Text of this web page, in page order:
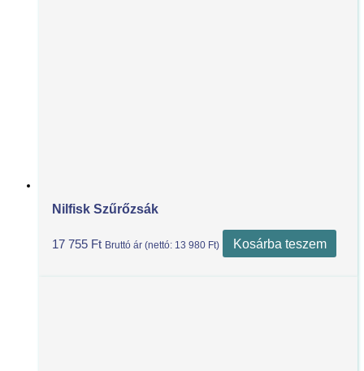
Nilfisk Szűrőzsák
17 755 Ft Bruttó ár (nettó: 13 980 Ft) Kosárba teszem